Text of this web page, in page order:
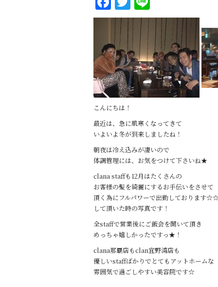
a
e
b
o
o
k
w
it
te
r
n
e
こんにちは！
最近は、急に肌寒くなってきて
いよいよ冬が到来しましたね！
朝夜は冷え込みが凄いので
体調管理には、お気をつけて下さいね★
clana staffも12月はたくさんの
お客様の髪を綺麗にするお手伝いをさせて
頂く為にフルパワーで出勤しております
して頂いた時の写真です！
全staffで営業後にご飯会を開いて頂き
めっちゃ嬉しかったですっ★！
clana那覇店もclan宜野湾店も
優しいstaffばかりでとてもアットホームな
雰囲気で過ごしやすい美容院です☆